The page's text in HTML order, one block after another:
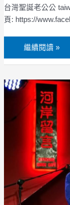
台灣聖誕老公公
頁: https://
的
可
到
回
嗎?
繼續閱讀 »
黃
祖
愛】
部
曲